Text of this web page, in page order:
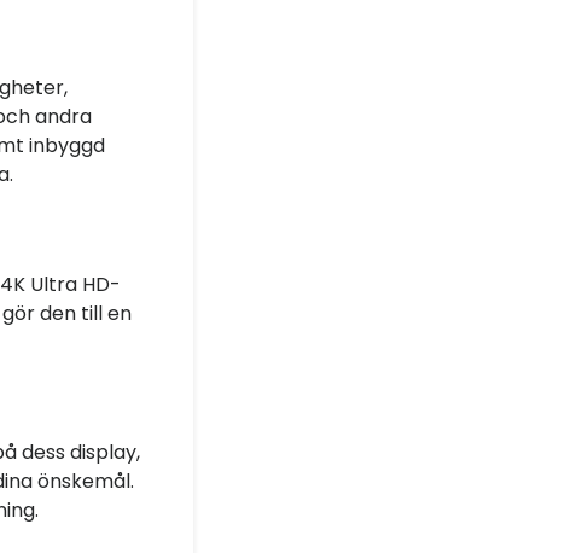
andra
inbyggd
Ultra HD-
den till en
dess display,
önskemål.